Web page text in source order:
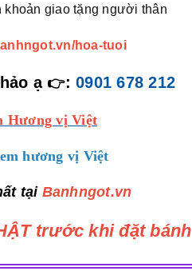
khoản giao tặng người thân
hoa-tuoi
ạ 👉: 0901 678 212
Hương vị Việt
hương vị Việt
tại Banhngot.vn
trước khi đặt bánh